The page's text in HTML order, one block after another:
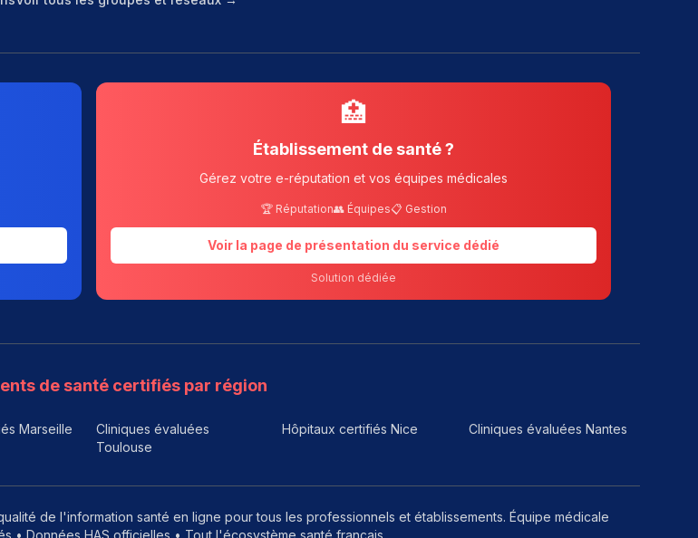
🏥
Établissement de santé ?
Gérez votre e-réputation et vos équipes médicales
🏆 Réputation👥 Équipes📋 Gestion
Voir la page de présentation du service dédié
Solution dédiée
de santé certifiés par région
Marseille
Cliniques évaluées
Toulouse
Hôpitaux certifiés Nice Cliniques évaluées Nantes
de l'information santé en ligne pour tous les professionnels et établissements. Équipe médicale
• Données HAS officielles • Tout l'écosystème santé français